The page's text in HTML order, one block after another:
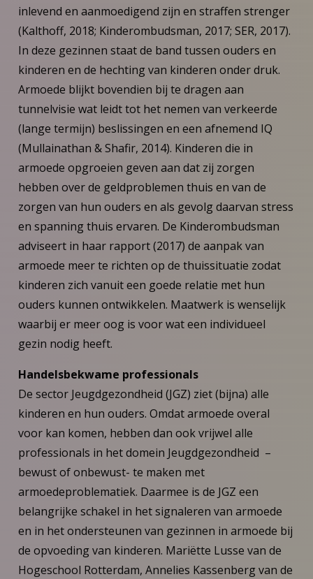
inlevend en aanmoedigend zijn en straffen strenger
(Kalthoff, 2018; Kinderombudsman, 2017; SER, 2017).
In deze gezinnen staat de band tussen ouders en
kinderen en de hechting van kinderen onder druk.
Armoede blijkt bovendien bij te dragen aan
tunnelvisie wat leidt tot het nemen van verkeerde
(lange termijn) beslissingen en een afnemend IQ
(Mullainathan & Shafir, 2014). Kinderen die in
armoede opgroeien geven aan dat zij zorgen
hebben over de geldproblemen thuis en van de
zorgen van hun ouders en als gevolg daarvan stress
en spanning thuis ervaren. De Kinderombudsman
adviseert in haar rapport (2017) de aanpak van
armoede meer te richten op de thuissituatie zodat
kinderen zich vanuit een goede relatie met hun
ouders kunnen ontwikkelen. Maatwerk is wenselijk
waarbij er meer oog is voor wat een individueel
gezin nodig heeft.
Handelsbekwame professionals
De sector Jeugdgezondheid (JGZ) ziet (bijna) alle
kinderen en hun ouders. Omdat armoede overal
voor kan komen, hebben dan ook vrijwel alle
professionals in het domein Jeugdgezondheid –
bewust of onbewust- te maken met
armoedeproblematiek. Daarmee is de JGZ een
belangrijke schakel in het signaleren van armoede
en in het ondersteunen van gezinnen in armoede bij
de opvoeding van kinderen. Mariëtte Lusse van de
Hogeschool Rotterdam, Annelies Kassenberg van de